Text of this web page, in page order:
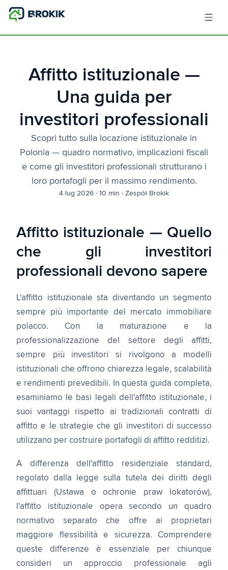
Affitto istituzionale —
Una guida per
investitori professionali
Scopri tutto sulla locazione istituzionale in
Polonia — quadro normativo, implicazioni fiscali
e come gli investitori professionali strutturano i
loro portafogli per il massimo rendimento.
4 lug 2026 · 10 min · Zespół Brokik
Affitto istituzionale — Quello
che gli investitori
professionali devono sapere
L'affitto istituzionale sta diventando un segmento
sempre più importante del mercato immobiliare
polacco. Con la maturazione e la
professionalizzazione del settore degli affitti,
sempre più investitori si rivolgono a modelli
istituzionali che offrono chiarezza legale, scalabilità
e rendimenti prevedibili. In questa guida completa,
esaminiamo le basi legali dell'affitto istituzionale, i
suoi vantaggi rispetto ai tradizionali contratti di
affitto e le strategie che gli investitori di successo
utilizzano per costruire portafogli di affitto redditizi.
A differenza dell'affitto residenziale standard,
regolato dalla legge sulla tutela dei diritti degli
affittuari (Ustawa o ochronie praw lokatorów),
l'affitto istituzionale opera secondo un quadro
normativo separato che offre ai proprietari
maggiore flessibilità e sicurezza. Comprendere
queste differenze è essenziale per chiunque
consideri un approccio professionale agli